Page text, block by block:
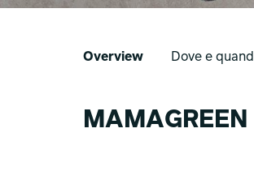
Overview Dove e